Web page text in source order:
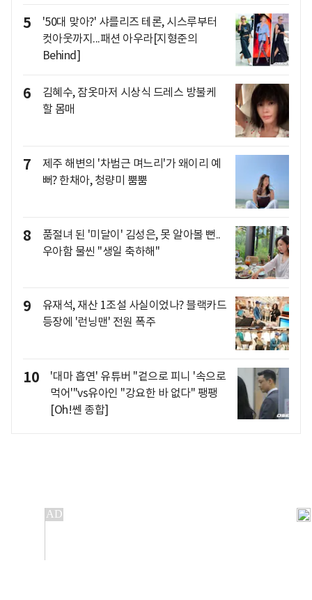
5
'50대 맞아?' 샤를리즈 테론, 시스루부터
컷아웃까지...패션 아우라[지형준의
Behind]
6
김혜수, 잠옷마저 시상식 드레스 방불케
할 몸매
7
제주 해변의 '차범근 며느리'가 왜이리 예
뻐? 한채아, 청량미 뿜뿜
8
품절녀 된 '미달이' 김성은, 못 알아볼 뻔..
우아함 물씬 "생일 축하해"
9
유재석, 재산 1조설 사실이었나? 블랙카드
등장에 '런닝맨' 전원 폭주
10
'대마 흡연' 유튜버 "겉으로 피니 '속으로
먹어'"vs유아인 "강요한 바 없다" 팽팽
[Oh!쎈 종합]